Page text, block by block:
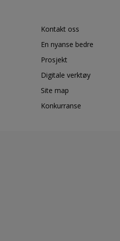
Kontakt oss
En nyanse bedre
Prosjekt
Digitale verktøy
Site map
Konkurranse